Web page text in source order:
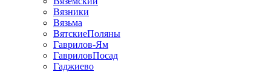
Вязники
Вязьма
ВятскиеПоляны
Гаврилов-Ям
ГавриловПосад
Гаджиево